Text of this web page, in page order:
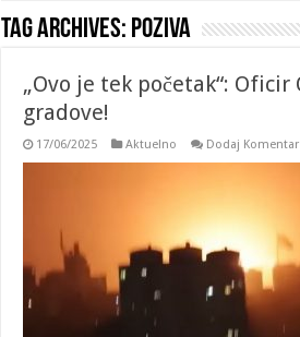
Tag Archives: poziva
„Ovo je tek početak“:
gradove!
17/06/2025 Aktuelno Dodaj Komentar